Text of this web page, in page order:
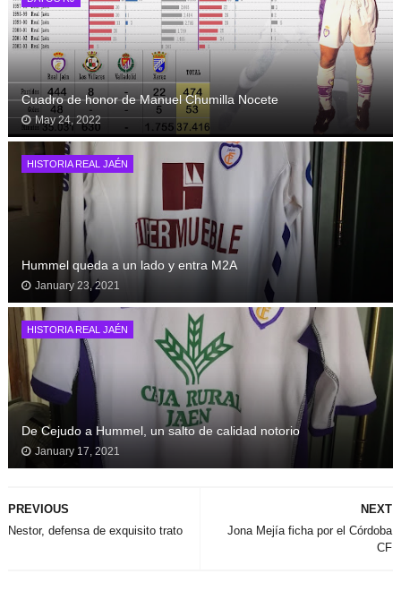
Cuadro de honor de Manuel Chumilla Nocete
May 24, 2022
HISTORIA REAL JAÉN
Hummel queda a un lado y entra M2A
January 23, 2021
HISTORIA REAL JAÉN
De Cejudo a Hummel, un salto de calidad notorio
January 17, 2021
NEXT
Jona Mejía ficha por el Córdoba
CF
PREVIOUS
Nestor, defensa de exquisito trato